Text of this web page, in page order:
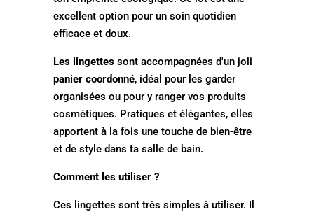
excellent option pour un soin quotidien
efficace et doux.
Les lingettessont accompagnées d'un joli
panier coordonné, idéal pour les garder
organisées ou pour y ranger vos produits
cosmétiques. Pratiques et élégantes, elles
apportent à la fois une touche de bien-être
et de style dans ta salle de bain.
Comment les utiliser ?
Ces lingettes sont très simples à utiliser. Il